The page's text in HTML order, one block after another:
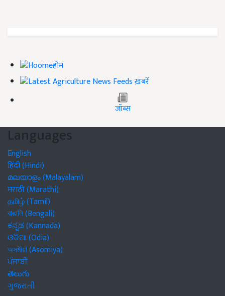
होम
ख़बरें
जॉब्स
Languages
English
हिंदी (Hindi)
മലയാളം (Malayalam)
मराठी (Marathi)
தமிழ் (Tamil)
বাঙালি (Bengali)
ಕನ್ನಡ (Kannada)
ଓଡିଆ (Odia)
অসমীয়া (Asomiya)
ਪੰਜਾਬੀ
తెలుగు
ગુજરાતી